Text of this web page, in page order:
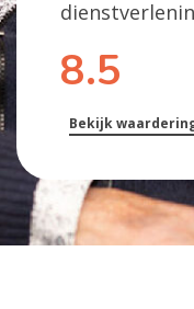
8.5
Bekijk